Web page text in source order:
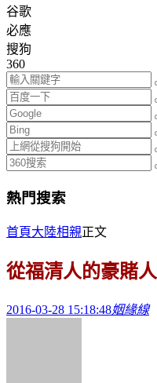
谷歌
必應
搜狗
360
熱門搜索
首頁大陸相親正文
從福清人的豪賭
2016-03-28 15:18:48姻緣線